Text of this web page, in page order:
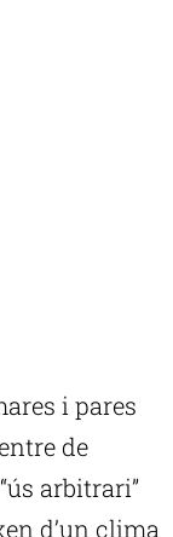
i pares
de
arbitrari”
d’un clima